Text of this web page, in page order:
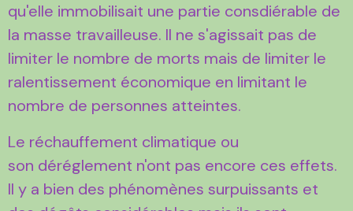
qu'elle immobilisait une partie consdiérable de
la masse travailleuse. Il ne s'agissait pas de
limiter le nombre de morts mais de limiter le
ralentissement économique en limitant le
nombre de personnes atteintes.
Le réchauffement climatique ou
son déréglement n'ont pas encore ces effets.
Il y a bien des phénomènes surpuissants et